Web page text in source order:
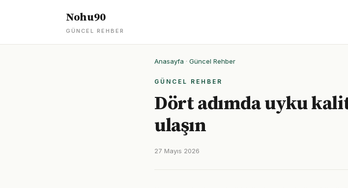
Nohu90
GÜNCEL REHBER
Anasayfa · Güncel Rehber
GÜNCEL REHBER
Dört adımda uyku
ulaşın
27 Mayıs 2026